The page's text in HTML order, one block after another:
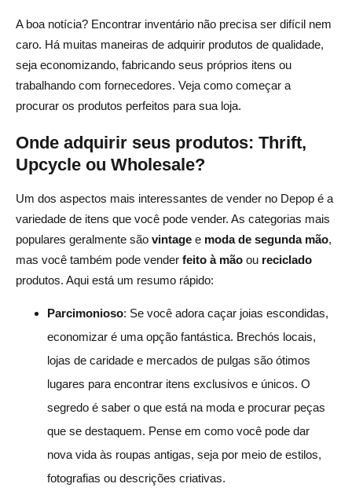
A boa notícia? Encontrar inventário não precisa ser difícil nem
caro. Há muitas maneiras de adquirir produtos de qualidade,
seja economizando, fabricando seus próprios itens ou
trabalhando com fornecedores. Veja como começar a
procurar os produtos perfeitos para sua loja.
Onde adquirir seus produtos: Thrift,
Upcycle ou Wholesale?
Um dos aspectos mais interessantes de vender no Depop é a
variedade de itens que você pode vender. As categorias mais
populares geralmente são vintage e moda de segunda mão,
mas você também pode vender feito à mão ou reciclado
produtos. Aqui está um resumo rápido:
Parcimonioso: Se você adora caçar joias escondidas,
economizar é uma opção fantástica. Brechós locais,
lojas de caridade e mercados de pulgas são ótimos
lugares para encontrar itens exclusivos e únicos. O
segredo é saber o que está na moda e procurar peças
que se destaquem. Pense em como você pode dar
nova vida às roupas antigas, seja por meio de estilos,
fotografias ou descrições criativas.